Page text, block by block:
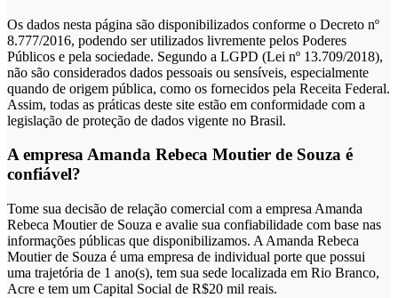
Os dados nesta página são disponibilizados conforme o Decreto nº
8.777/2016, podendo ser utilizados livremente pelos Poderes
Públicos e pela sociedade. Segundo a LGPD (Lei nº 13.709/2018),
não são considerados dados pessoais ou sensíveis, especialmente
quando de origem pública, como os fornecidos pela Receita Federal.
Assim, todas as práticas deste site estão em conformidade com a
legislação de proteção de dados vigente no Brasil.
A empresa Amanda Rebeca Moutier de Souza é
confiável?
Tome sua decisão de relação comercial com a empresa Amanda
Rebeca Moutier de Souza e avalie sua confiabilidade com base nas
informações públicas que disponibilizamos. A Amanda Rebeca
Moutier de Souza é uma empresa de individual porte que possui
uma trajetória de 1 ano(s), tem sua sede localizada em Rio Branco,
Acre e tem um Capital Social de R$20 mil reais.